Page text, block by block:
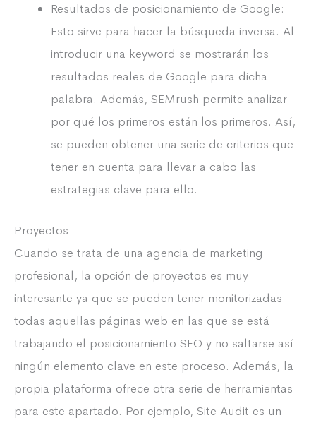
Resultados de posicionamiento de Google:
Esto sirve para hacer la búsqueda inversa. Al
introducir una keyword se mostrarán los
resultados reales de Google para dicha
palabra. Además, SEMrush permite analizar
por qué los primeros están los primeros. Así,
se pueden obtener una serie de criterios que
tener en cuenta para llevar a cabo las
estrategias clave para ello.
Proyectos
Cuando se trata de una agencia de marketing
profesional, la opción de proyectos es muy
interesante ya que se pueden tener monitorizadas
todas aquellas páginas web en las que se está
trabajando el posicionamiento SEO y no saltarse así
ningún elemento clave en este proceso. Además, la
propia plataforma ofrece otra serie de herramientas
para este apartado. Por ejemplo, Site Audit es un